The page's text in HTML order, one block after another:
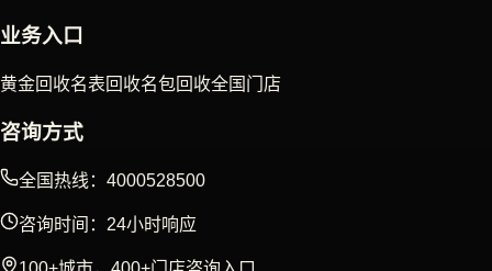
业务入口
黄金回收名表回收名包回收全国门店
咨询方式
全国热线：4000528500
咨询时间：24小时响应